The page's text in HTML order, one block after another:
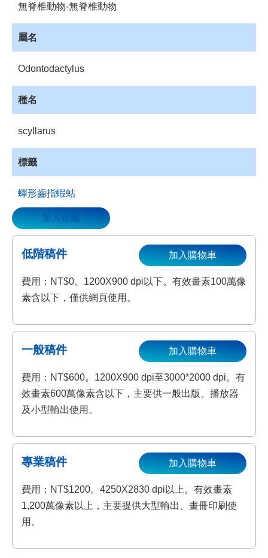
理
藏
登
無脊椎動物-無脊椎動物
屬名
Odontodactylus
種名
scyllarus
標籤
蟬形齒指蝦蛄
加入收藏
低階稿件
費用：NT$0。1200X900 dpi以下。有效畫素100萬像
素含以下，僅供網頁使用。
加入購物車
一般稿件
費用：NT$600。1200X900 dpi至3000*2000 dpi。有
效畫素600萬像素含以下，主要供一般出版、播放器
及小型輸出使用。
加入購物車
專業稿件
費用：NT$1200。4250X2830 dpi以上。有效畫素
1,200萬像素以上，主要提供大型輸出、畫冊印刷使
用。
加入購物車